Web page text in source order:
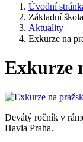
Úvodní
Základní škola
Aktuality
Exkurze na
Exkurze
Devátý ročník v
Havla Praha.